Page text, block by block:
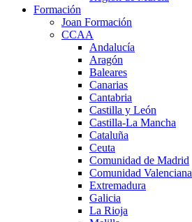
Formación
Joan Formación
CCAA
Andalucía
Aragón
Baleares
Canarias
Cantabria
Castilla y León
Castilla-La Mancha
Cataluña
Ceuta
Comunidad de Madrid
Comunidad Valenciana
Extremadura
Galicia
La Rioja